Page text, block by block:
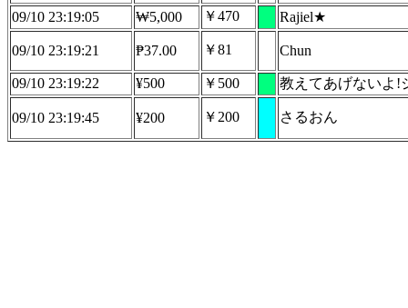
09/10 23:19:05 ₩5,000 ￥470 Rajiel★
09/10 23:19:21 ₱37.00 ￥81 Chun
09/10 23:19:22 ¥500 ￥500 教えてあげないよ!
09/10 23:19:45 ¥200 ￥200 さるおん